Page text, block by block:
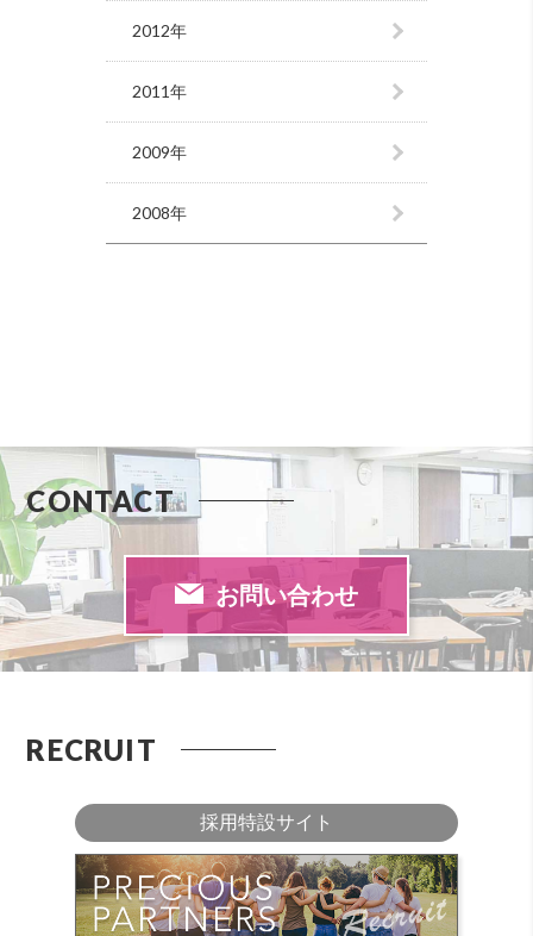
2012年
2011年
2009年
2008年
CONTACT
お問い合わせ
RECRUIT
採用特設サイト